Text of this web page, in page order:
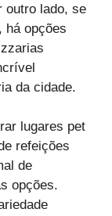
outro lado, se
há opções
da cidade.
lugares pet
refeições
de
opções.